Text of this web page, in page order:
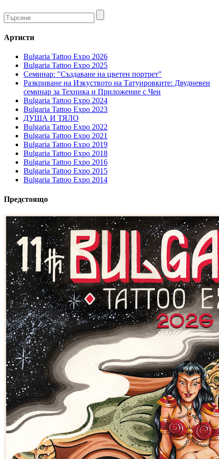
Артисти
Bulgaria Tattoo Expo 2026
Bulgaria Tattoo Expo 2025
Семинар: "Създаване на цветен портрет"
Разкриване на Изкуството на Татуировките: Двудневен
семинар за Техника и Приложение с Чен
Bulgaria Tattoo Expo 2024
Bulgaria Tattoo Expo 2023
ДУША И ТЯЛО
Bulgaria Tattoo Expo 2022
Bulgaria Tattoo Expo 2021
Bulgaria Tattoo Expo 2019
Bulgaria Tattoo Expo 2018
Bulgaria Tattoo Expo 2016
Bulgaria Tattoo Expo 2015
Bulgaria Tattoo Expo 2014
Предстоящо